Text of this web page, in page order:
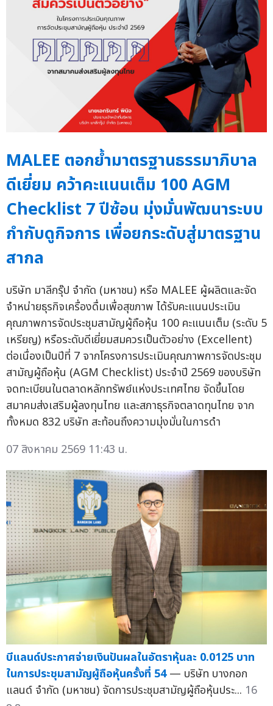
MALEE ตอกย้ำมาตรฐานธรรมาภิบาล
ดีเยี่ยม คว้าคะแนนเต็ม 100 AGM
Checklist 7 ปีซ้อน มุ่งมั่นพัฒนาระบบ
กำกับดูกิจการ เพื่อยกระดับสู่มาตรฐาน
สากล
บริษัท มาลีกรุ๊ป จำกัด (มหาชน) หรือ MALEE ผู้ผลิตและจัด
จำหน่ายธุรกิจเครื่องดื่มเพื่อสุขภาพ ได้รับคะแนนประเมิน
คุณภาพการจัดประชุมสามัญผู้ถือหุ้น 100 คะแนนเต็ม (ระดับ 5
เหรียญ) หรือระดับดีเยี่ยมสมควรเป็นตัวอย่าง (Excellent)
ต่อเนื่องเป็นปีที่ 7 จากโครงการประเมินคุณภาพการจัดประชุม
สามัญผู้ถือหุ้น (AGM Checklist) ประจำปี 2569 ของบริษัท
จดทะเบียนในตลาดหลักทรัพย์แห่งประเทศไทย จัดขึ้นโดย
สมาคมส่งเสริมผู้ลงทุนไทย และสภาธุรกิจตลาดทุนไทย จาก
ทั้งหมด 832 บริษัท สะท้อนถึงความมุ่งมั่นในการดำ
07 สิงหาคม 2569 11:43 น.
บีแลนด์ประกาศจ่ายเงินปันผลในอัตราหุ้นละ 0.0125 บาท
ในการประชุมสามัญผู้ถือหุ้นครั้งที่ 54 — บริษัท บางกอก
แลนด์ จำกัด (มหาชน) จัดการประชุมสามัญผู้ถือหุ้นประ... 16